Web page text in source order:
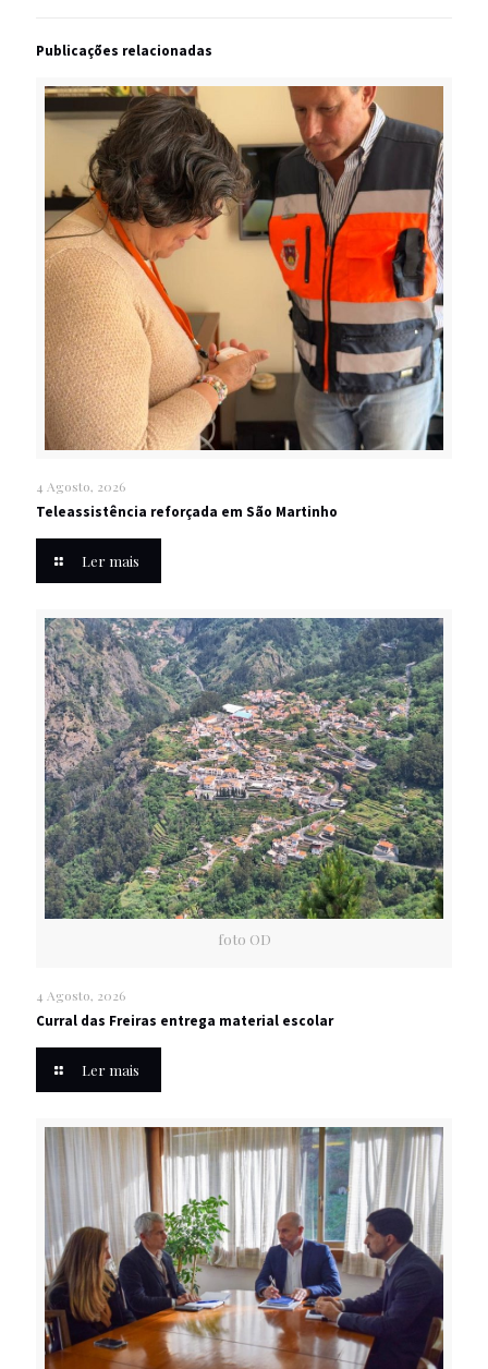
Publicações relacionadas
4 Agosto, 2026
Teleassistência reforçada em São Martinho
Ler mais
foto OD
4 Agosto, 2026
Curral das Freiras entrega material escolar
Ler mais